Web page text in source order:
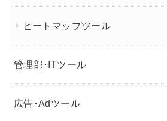
ヒートマップツール
管理部･ITツール
広告･Adツール